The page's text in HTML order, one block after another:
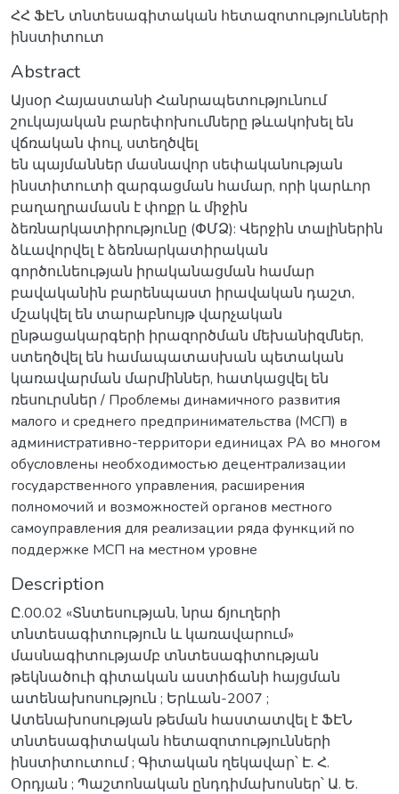
ՀՀ ՖԷՆ տնտեսագիտական հետազոտությունների
ինստիտուտ
Abstract
Այսօր Հայաստանի Հանրապետությունում
շուկայական բարեփոխումները թևակոխել են
վճռական փուլ, ստեղծվել
են պայմաններ մասնավոր սեփականության
ինստիտուտի զարգացման համար, որի կարևոր
բաղաղրամասն է փոքր և միջին
ձեռնարկատիրությունը (ՓՄՁ): Վերջին տալիներին
ձևավորվել է ձեռնարկատիրական
գործունեության իրականացման համար
բավականին բարենպաստ իրավական դաշտ,
մշակվել են տարաբնույթ վարչական
ընթացակարգերի իրազործման մեխանիզմներ,
ստեղծվել են համապատասխան պետական
կառավարման մարմիններ, հատկացվել են
ռեսուրսներ / Проблемы динамичного развития
малого и среднего предпринимательства (МСП) в
административно-территори единицах РА во многом
обусловлены необходимостью децентрализации
государственного управления, расширения
полномочий и возможностей органов местного
самоуправления для реализации ряда функций no
поддержке МСП на местном уровне
Description
Ը.00.02 «Տնտեսության, նրա ճյուղերի
տնտեսագիտություն և կառավարում»
մասնագիտությամբ տնտեսագիտության
թեկնածուի գիտական աստիճանի հայցման
ատենախոսություն ; Երևան-2007 ;
Ատենախոսության թեման հաստատվել է ՖԷՆ
տնտեսագիտական հետազոտությունների
ինստիտուտում ; Գիտական ղեկավար՝ Է. Հ.
Օրդյան ; Պաշտոնական ընդդիմախոսներ՝ Ա. Ե.